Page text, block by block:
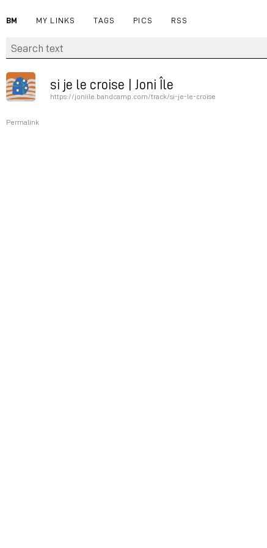
BM MY LINKS TAGS PICS RSS
si je le croise | Joni Île
https://joniile.bandcamp.com/track/si-je-le-croise
Permalink